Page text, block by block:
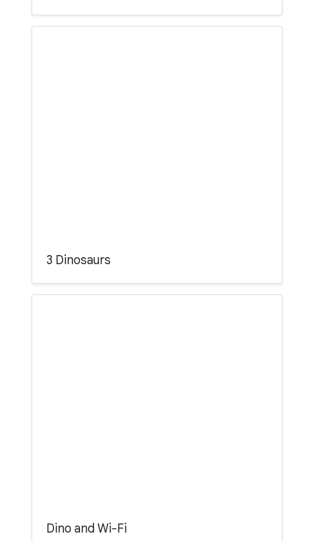
3 Dinosaurs
Dino and Wi-Fi